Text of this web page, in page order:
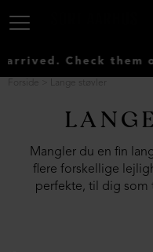
Denmark
Check them out
Forside Lange støvler
Mangler du en fin
flere forskellige
perfekte, til dig som